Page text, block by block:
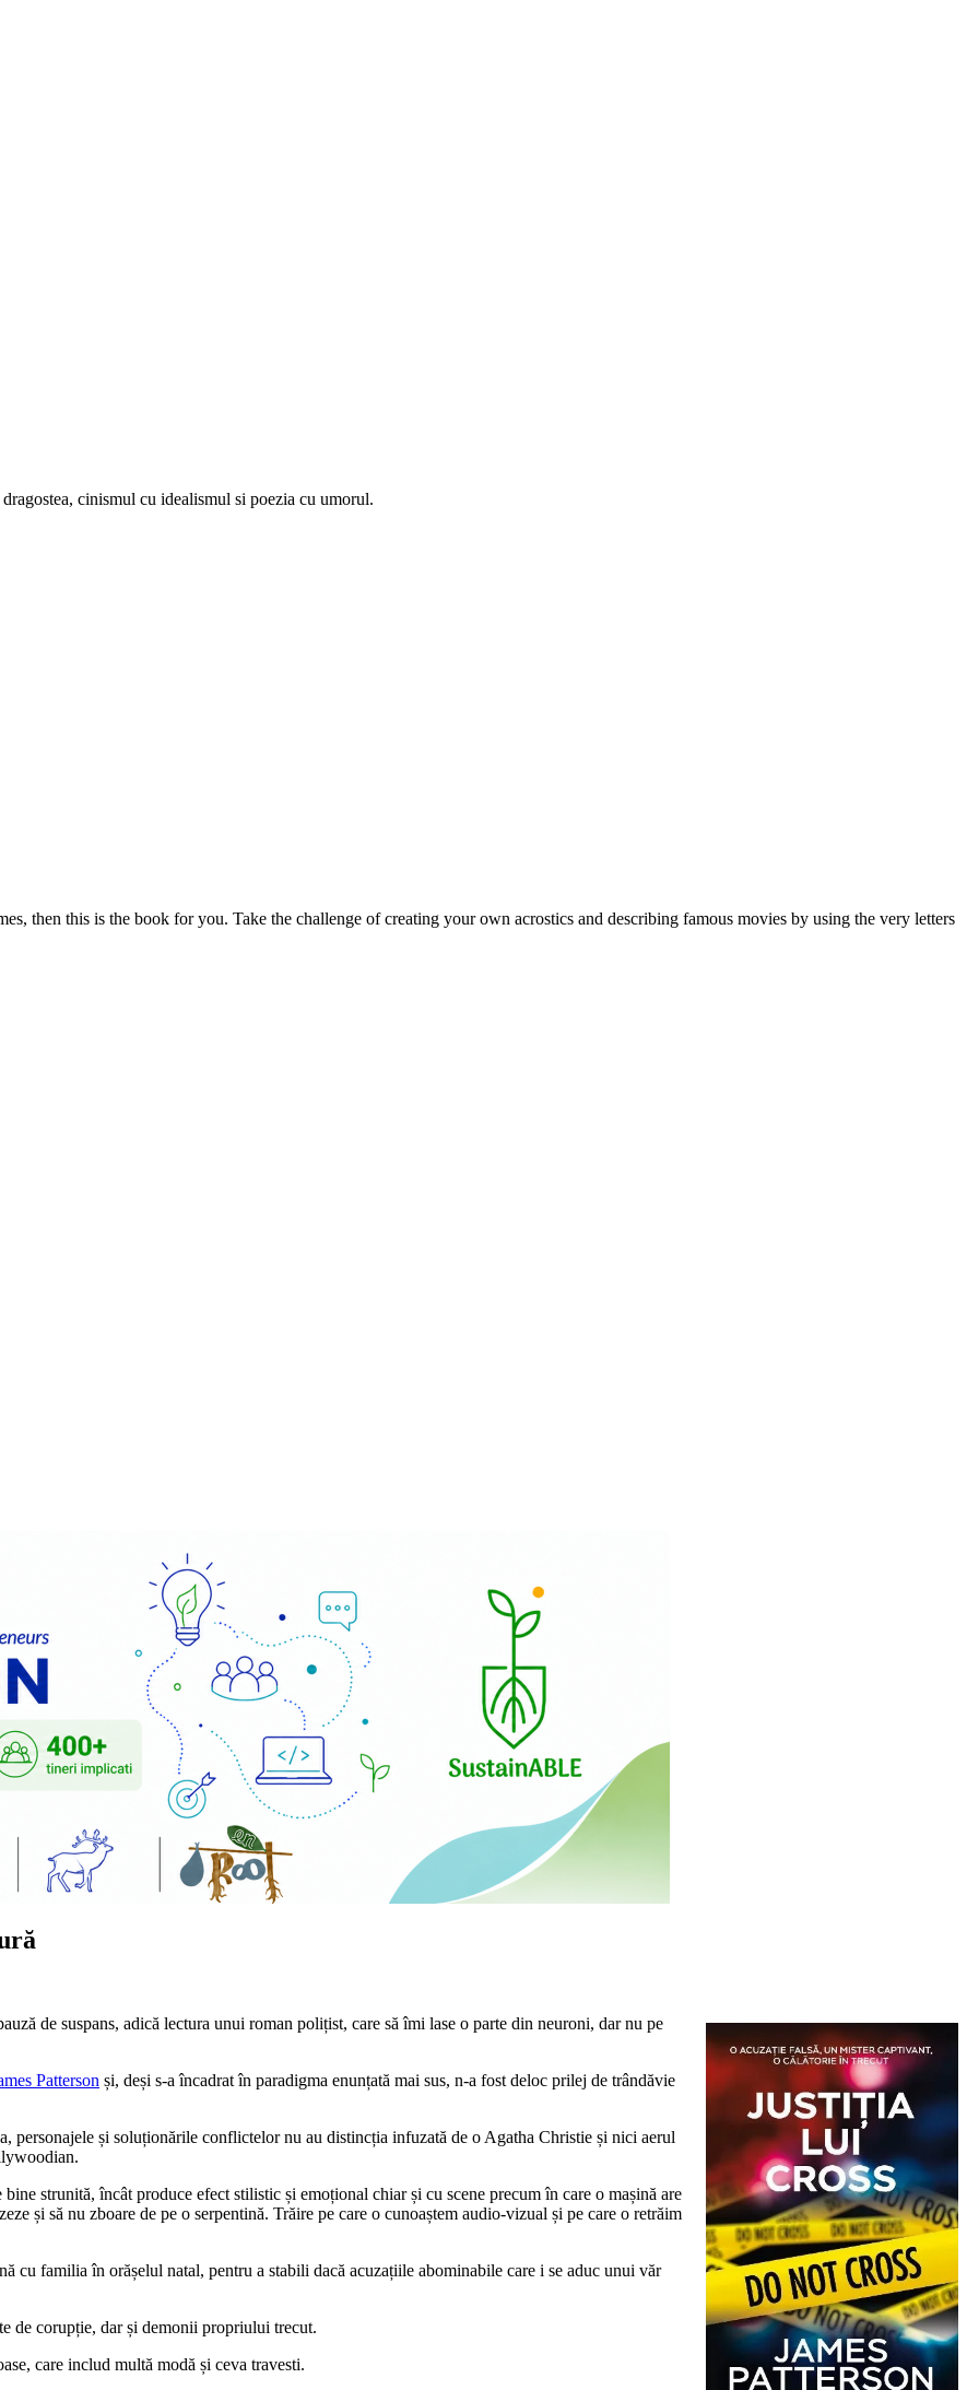
cinismul cu idealismul si poezia cu umorul.
then this is the book for you. Take the challenge of creating your own acrostics and describing famous movies by using the very letters
de suspans, adică lectura unui roman polițist, care să îmi lase o parte din neuroni, dar nu pe
Patterson și, deși s-a încadrat în paradigma enunțată mai sus, n-a fost deloc prilej de trândăvie
personajele și soluționările conflictelor nu au distincția infuzată de o Agatha Christie și nici aerul
strunită, încât produce efect stilistic și emoțional chiar și cu scene precum în care o mașină are
și să nu zboare de pe o serpentină. Trăire pe care o cunoaștem audio-vizual și pe care o retrăim
cu familia în orășelul natal, pentru a stabili dacă acuzațiile abominabile care i se aduc unui văr
de corupție, dar și demonii propriului trecut.
care includ multă modă și ceva travesti.